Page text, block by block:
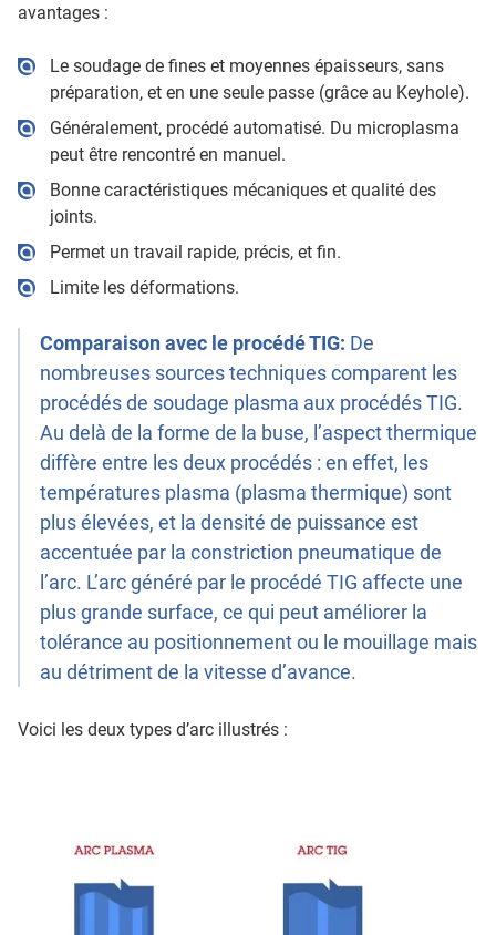
avantages :
Le soudage de fines et moyennes épaisseurs, sans
préparation, et en une seule passe (grâce au Keyhole).
Généralement, procédé automatisé. Du microplasma
peut être rencontré en manuel.
Bonne caractéristiques mécaniques et qualité des
joints.
Permet un travail rapide, précis, et fin.
Limite les déformations.
Comparaison avec le procédé TIG: De
nombreuses sources techniques comparent les
procédés de soudage plasma aux procédés TIG.
Au delà de la forme de la buse, l’aspect thermique
diffère entre les deux procédés : en effet, les
températures plasma (plasma thermique) sont
plus élevées, et la densité de puissance est
accentuée par la constriction pneumatique de
l’arc. L’arc généré par le procédé TIG affecte une
plus grande surface, ce qui peut améliorer la
tolérance au positionnement ou le mouillage mais
au détriment de la vitesse d’avance.
Voici les deux types d’arc illustrés :